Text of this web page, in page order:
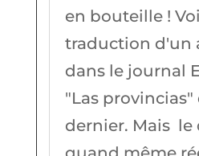
en bouteille !
traduction d'un
dans le journal
"Las provincias"
dernier. Mais le